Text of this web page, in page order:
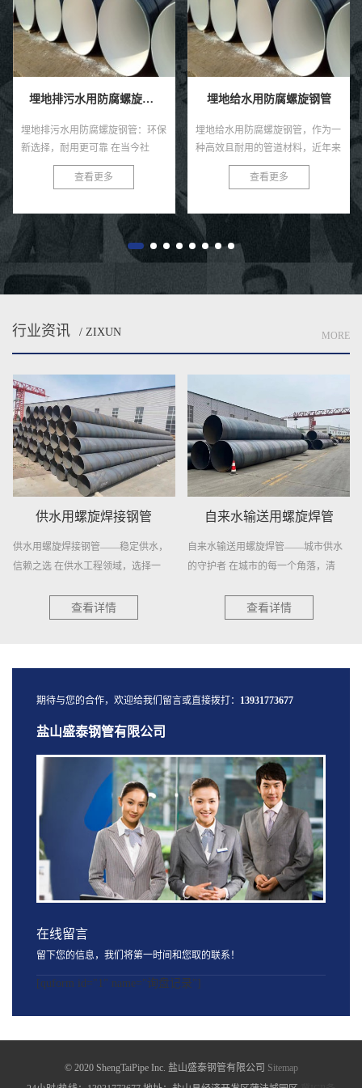
埋地排污水用防腐螺旋钢管
埋地排污水用防腐螺旋钢管：环保
新选择，耐用更可靠 在当今社
会，环保与可持续发展已成为全球
共识。在污水处理与排放领域，选
查看更多
埋地给水用防腐螺旋钢管
埋地给水用防腐螺旋钢管，作为一
种高效且耐用的管道材料，近年来
在各类给水工程中得到了广泛的应
用。这种钢管以其独特的螺旋结
性...
查看更多
行业资讯 / ZIXUN MORE
供水用螺旋焊接钢管
供水用螺旋焊接钢管——稳定供水，
信赖之选 在供水工程领域，选择一
查看详情
自来水输送用螺旋焊管
自来水输送用螺旋焊管——城市供水
的守护者 在城市的每一个角落，清
查看详情
期待与您的合作，欢迎给我们留言或直接拨打： 13931773677
盐山盛泰钢管有限公司
在线留言
留下您的信息，我们将第一时间和您取的联系！
[quform id="1" name="询盘记录"]
© 2020 ShengTaiPipe Inc. 盐山盛泰钢管有限公司 Sitemap